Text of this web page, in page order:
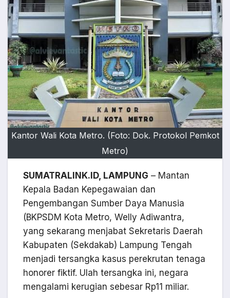
Kantor Wali Kota Metro. (Foto: Dok. Protokol Pemkot
Metro)
SUMATRALINK.ID, LAMPUNG – Mantan
Kepala Badan Kepegawaian dan
Pengembangan Sumber Daya Manusia
(BKPSDM Kota Metro, Welly Adiwantra,
yang sekarang menjabat Sekretaris Daerah
Kabupaten (Sekdakab) Lampung Tengah
menjadi tersangka kasus perekrutan tenaga
honorer fiktif. Ulah tersangka ini, negara
mengalami kerugian sebesar Rp11 miliar.